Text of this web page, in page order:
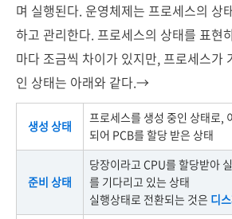
며 실행된다. 운영체제는 프로세스의 상
하고 관리한다. 프로세스의 상태를 표현
마다 조금씩 차이가 있지만, 프로세스가
인 상태는 아래와 같다.→
생성 상태
프로세스를 생성 중인 상태로,
되어 PCB를 할당 받은 상태
준비 상태
당장이라고 CPU를 할당받아
를 기다리고 있는 상태
실행상태로 전환되는 것은 디